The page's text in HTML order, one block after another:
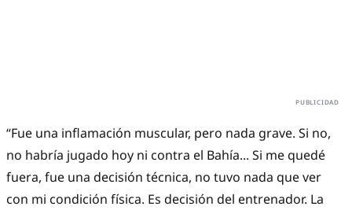
“Fue una inflamación muscular, pero nada grave. Si no,
no habría jugado hoy ni contra el Bahía... Si me quedé
fuera, fue una decisión técnica, no tuvo nada que ver
con mi condición física. Es decisión del entrenador. La